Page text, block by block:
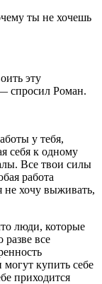
ты не хочешь
эту
спросил Роман.
у тебя,
себя к одному
Все твои силы
работа
не хочу выживать,
люди, которые
все
купить себе
приходится